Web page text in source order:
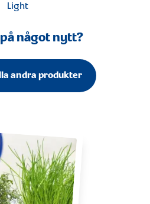
Light
något nytt?
andra produkter